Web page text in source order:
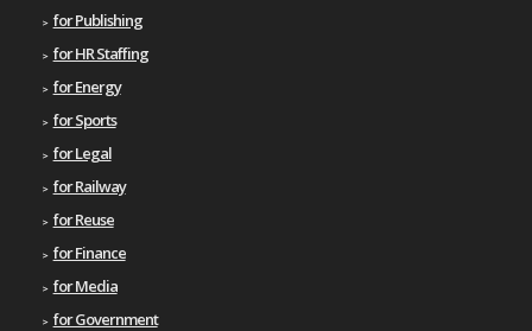
for Publishing
for HR Staffing
for Energy
for Sports
for Legal
for Railway
for Reuse
for Finance
for Media
for Government